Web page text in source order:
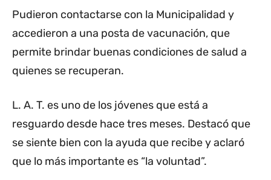
Pudieron contactarse con la Municipalidad y
accedieron a una posta de vacunación, que
permite brindar buenas condiciones de salud a
quienes se recuperan.
L. A. T. es uno de los jóvenes que está a
resguardo desde hace tres meses. Destacó que
se siente bien con la ayuda que recibe y aclaró
que lo más importante es “la voluntad”.